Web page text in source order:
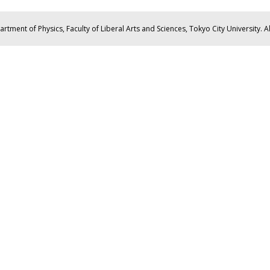
of Physics, Faculty of Liberal Arts and Sciences, Tokyo City University.